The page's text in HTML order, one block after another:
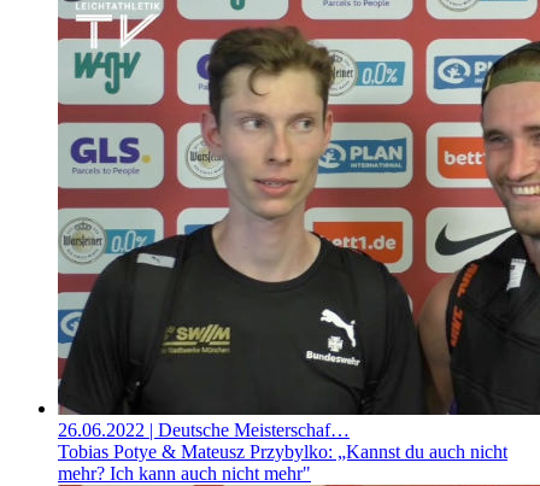
26.06.2022 | Deutsche Meisterschaf…
Tobias Potye & Mateusz Przybylko: „Kannst du auch nicht
mehr? Ich kann auch nicht mehr"